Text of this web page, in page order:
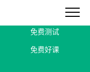
免费测试
免费好课